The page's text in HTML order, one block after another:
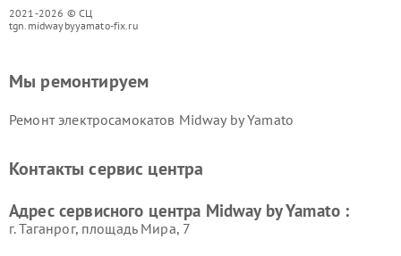
2021-2026 © СЦ
tgn.midwaybyyamato-fix.ru
Мы ремонтируем
Ремонт электросамокатов Midway by Yamato
Контакты сервис центра
Адрес сервисного центра Midway by Yamato :
г. Таганрог, площадь Мира, 7